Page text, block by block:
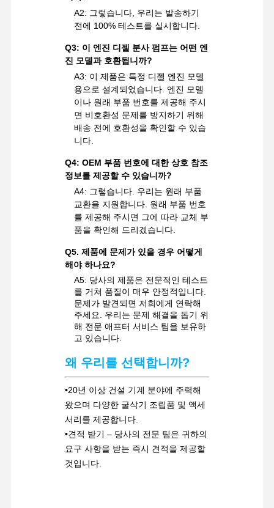
A2: 그렇습니다, 우리는 발송하기
전에 100% 테스트를 실시합니다.
Q3: 이 엔진 디젤 분사 펌프는 어떤 엔
진 모델과 호환됩니까?
A3: 이 제품은 특정 디젤 엔진 모델
용으로 설계되었습니다. 엔진 모델
이나 원래 부품 번호를 제공해 주시
면 비호환성 문제를 방지하기 위해
배송 전에 호환성을 확인할 수 있습
니다.
Q4: OEM 부품 번호에 대한 상호 참조
정보를 제공할 수 있습니까?
A4: 그렇습니다. 우리는 원래 부품
교환을 지원합니다. 원래 부품 번호
를 제공해 주시면 그에 따라 교체 부
품을 확인해 드리겠습니다.
Q5. 제품에 문제가 있을 경우 어떻게
해야 하나요?
A5: 당사의 제품은 전문적인 테스트
를 거쳐 품질이 매우 안정적입니다.
문제가 발견되면 저희에게 연락해
주세요. 우리는 문제 해결을 돕기 위
해 전문 애프터 서비스 팀을 보유하
고 있습니다.
왜 우리를 선택합니까?
•20년 이상 건설 기계 분야에 주력해
왔으며 다양한 굴삭기 조립품 및 액세
서리를 제공합니다.
•견적 받기 – 당사의 전문 팀은 귀하의
요구 사항을 받는 즉시 견적을 제공할
것입니다.